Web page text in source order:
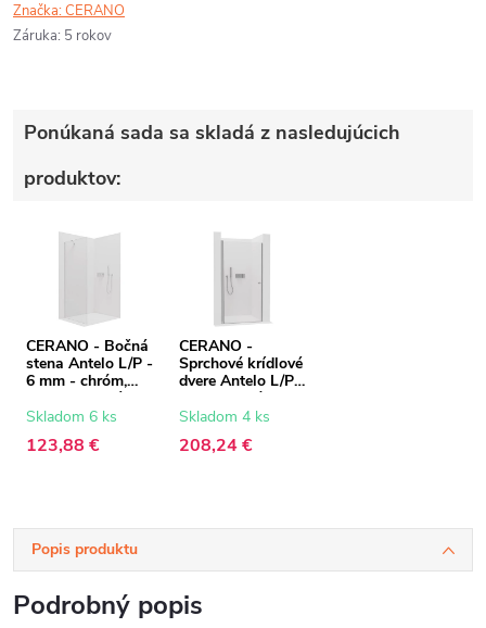
Značka:CERANO
Záruka: 5 rokov
Ponúkaná sada sa skladá z nasledujúcich
produktov:
CERANO - Bočná
stena Antelo L/P -
6 mm - chróm,
transparentné
sklo - 80x190 cm
Skladom 6 ks
123,88 €
CERANO -
Sprchové krídlové
dvere Antelo L/P -
6 mm - chróm,
transparentné
cm
Skladom 4 ks
208,24 €
Popis produktu
Podrobný popis